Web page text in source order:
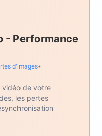
- Performance
d'images•
vidéo de votre
les pertes